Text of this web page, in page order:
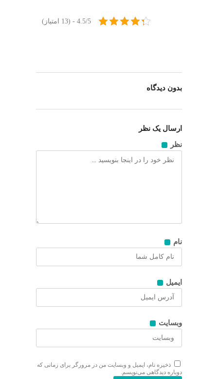
4.5/5 - (13 امتیاز)
بدون دیدگاه
ارسال یک نظر
نظر
نام
ایمیل
وبسایت
ذخیره نام، ایمیل و وبسایت من در مرورگر برای زمانی که
دوباره دیدگاهی می‌نویسم.